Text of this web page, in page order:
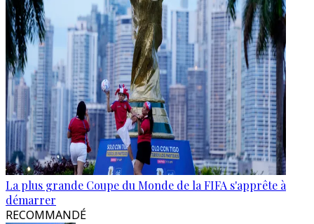
La plus grande Coupe du Monde de la FIFA s'apprête à
démarrer
RECOMMANDÉ